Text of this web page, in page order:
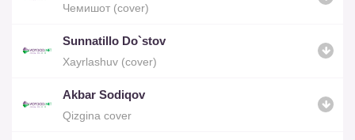
Чемишот (cover)
Sunnatillo Do`stov
Xayrlashuv (cover)
Akbar Sodiqov
Qizgina cover